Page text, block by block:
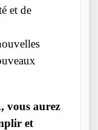
et de
aurez
et